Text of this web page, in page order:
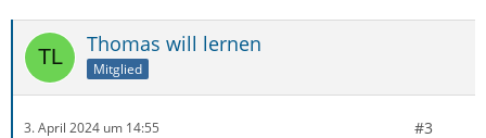
Thomas will lernen
Mitglied
3. April 2024 um 14:55 #3